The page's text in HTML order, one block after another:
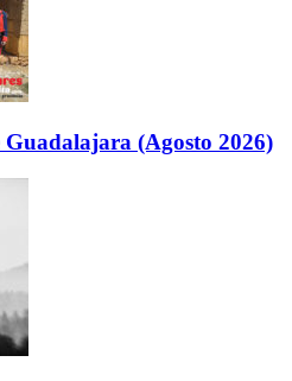
Guadalajara (Agosto 2026)